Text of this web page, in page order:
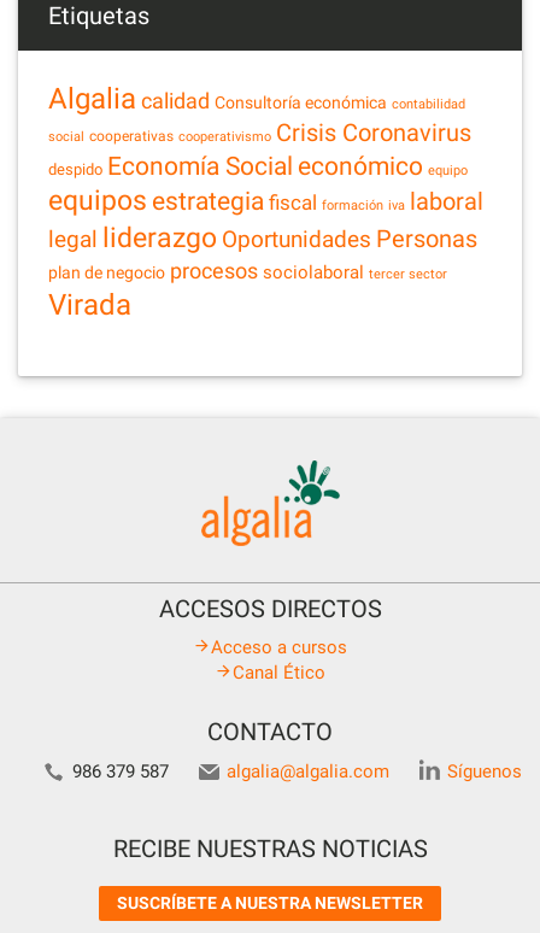
Etiquetas
Algalia calidad Consultoría económica contabilidad
social cooperativas cooperativismo Crisis Coronavirus
despido Economía Social económico equipo
equipos estrategia fiscal formación iva laboral
legal liderazgo Oportunidades Personas
plan de negocio procesos sociolaboral tercer sector
Virada
ACCESOS DIRECTOS
Acceso a cursos
Canal Ético
CONTACTO
986 379 587 algalia@algalia.com Síguenos
RECIBE NUESTRAS NOTICIAS
SUSCRÍBETE A NUESTRA NEWSLETTER